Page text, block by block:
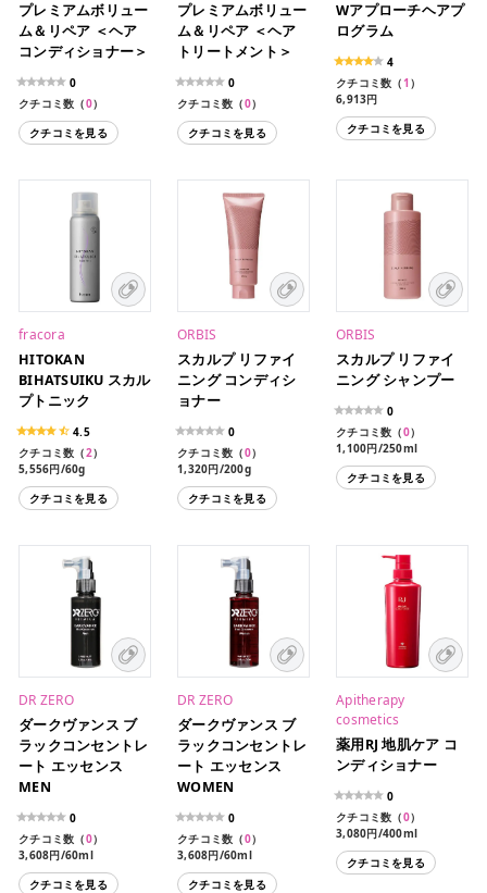
プレミアムボリュー
ム＆リペア ＜ヘア
コンディショナー＞
0
クチコミ数（0）
クチコミを見る
プレミアムボリュー
ム＆リペア ＜ヘア
トリートメント＞
0
クチコミ数（0）
クチコミを見る
Wアプローチヘアプ
ログラム
4
クチコミ数（1 ）
6,913円
クチコミを見る
fracora
HITOKAN
BIHATSUIKU スカル
プトニック
4.5
クチコミ数（2）
5,556円/60g
クチコミを見る
ORBIS
スカルプ リファイ
ニング コンディシ
ョナー
0
クチコミ数（0）
1,320円/200g
クチコミを見る
ORBIS
スカルプ リファイ
ニング シャンプー
0
クチコミ数（0）
1,100円/250ml
990円/250ml（レフィ
ル）クチコミを見る
DR ZERO
ダークヴァンス ブ
ラックコンセントレ
ート エッセンス
MEN
0
クチコミ数（0）
3,608円/60ml
クチコミを見る
DR ZERO
ダークヴァンス ブ
ラックコンセントレ
ート エッセンス
WOMEN
0
クチコミ数（0）
3,608円/60ml
クチコミを見る
Apitherapy
cosmetics
薬用RJ 地肌ケア コ
ンディショナー
0
クチコミ数（0）
3,080円/400ml
クチコミを見る